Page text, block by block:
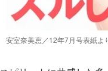
安室奈美恵／12年7月号表紙よ